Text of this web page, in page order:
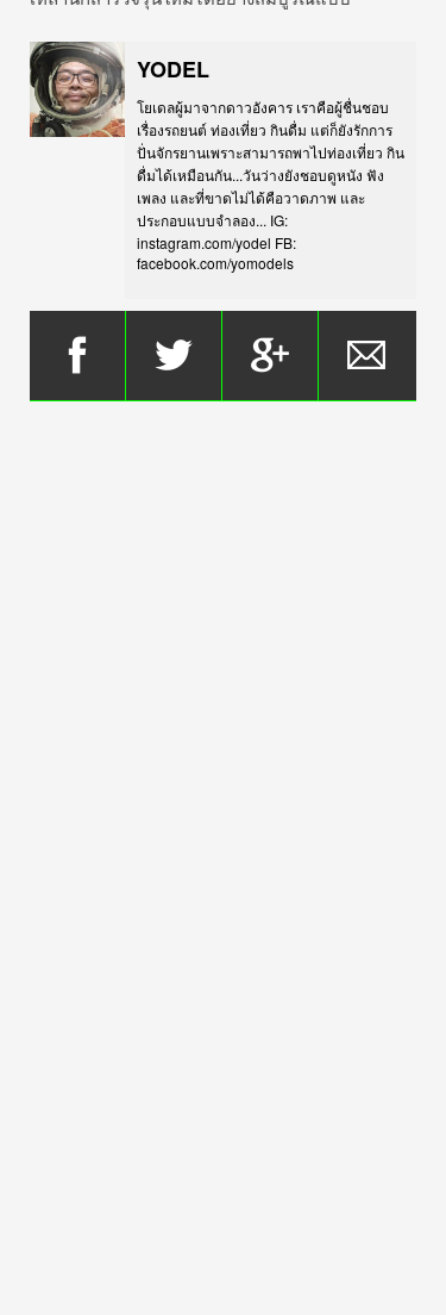
YODEL
โยเดลผู้มาจากดาวอังคาร เราคือผู้ชื่นชอบ
เรื่องรถยนต์ ท่องเที่ยว กินดื่ม แต่ก็ยังรักการ
ปั่นจักรยานเพราะสามารถพาไปท่องเที่ยว กิน
ดื่มได้เหมือนกัน...วันว่างยังชอบดูหนัง ฟัง
เพลง และที่ขาดไม่ได้คือวาดภาพ และ
ประกอบแบบจำลอง... IG:
instagram.com/yodel FB:
facebook.com/yomodels